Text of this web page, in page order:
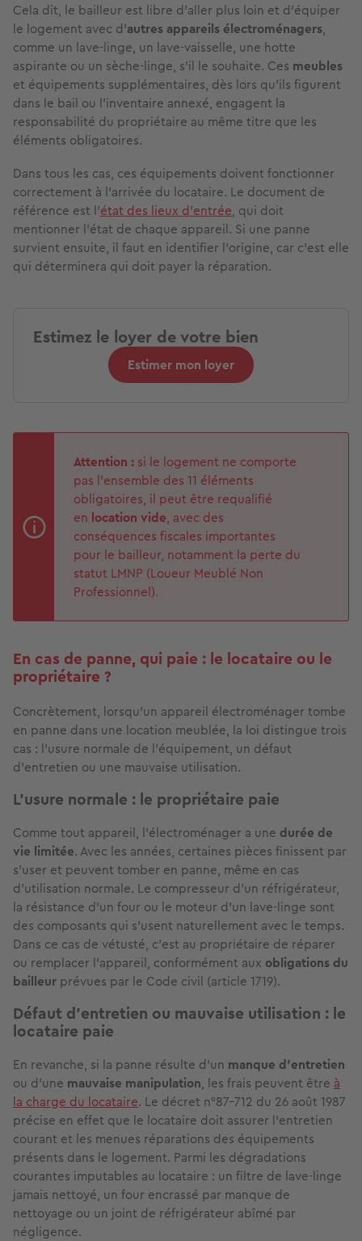
Cela dit, le bailleur est libre d'aller plus loin et d'équiper
le logement avec d'autres appareils électroménagers,
comme un lave-linge, un lave-vaisselle, une hotte
aspirante ou un sèche-linge, s'il le souhaite. Ces meubles
et équipements supplémentaires, dès lors qu'ils figurent
dans le bail ou l'inventaire annexé, engagent la
responsabilité du propriétaire au même titre que les
éléments obligatoires.
Dans tous les cas, ces équipements doivent fonctionner
correctement à l'arrivée du locataire. Le document de
référence est l'état des lieux d'entrée, qui doit
mentionner l'état de chaque appareil. Si une panne
survient ensuite, il faut en identifier l'origine, car c'est elle
qui déterminera qui doit payer la réparation.
Estimez le loyer de votre bien
Estimer mon loyer
Attention : si le logement ne comporte
pas l'ensemble des 11 éléments
obligatoires, il peut être requalifié
en location vide, avec des
conséquences fiscales importantes
pour le bailleur, notamment la perte du
statut LMNP (Loueur Meublé Non
Professionnel).
En cas de panne, qui paie : le locataire ou le
propriétaire ?
Concrètement, lorsqu'un appareil électroménager tombe
en panne dans une location meublée, la loi distingue trois
cas : l'usure normale de l'équipement, un défaut
d'entretien ou une mauvaise utilisation.
L'usure normale : le propriétaire paie
Comme tout appareil, l'électroménager a une durée de
vie limitée. Avec les années, certaines pièces finissent par
s'user et peuvent tomber en panne, même en cas
d'utilisation normale. Le compresseur d'un réfrigérateur,
la résistance d'un four ou le moteur d'un lave-linge sont
des composants qui s'usent naturellement avec le temps.
Dans ce cas de vétusté, c'est au propriétaire de réparer
ou remplacer l'appareil, conformément aux obligations du
bailleur prévues par le Code civil (article 1719).
Défaut d'entretien ou mauvaise utilisation : le
locataire paie
En revanche, si la panne résulte d'un manque d'entretien
ou d'une mauvaise manipulation, les frais peuvent être à
la charge du locataire. Le décret n°87-712 du 26 août 1987
précise en effet que le locataire doit assurer l'entretien
courant et les menues réparations des équipements
présents dans le logement. Parmi les dégradations
courantes imputables au locataire : un filtre de lave-linge
jamais nettoyé, un four encrassé par manque de
nettoyage ou un joint de réfrigérateur abîmé par
négligence.